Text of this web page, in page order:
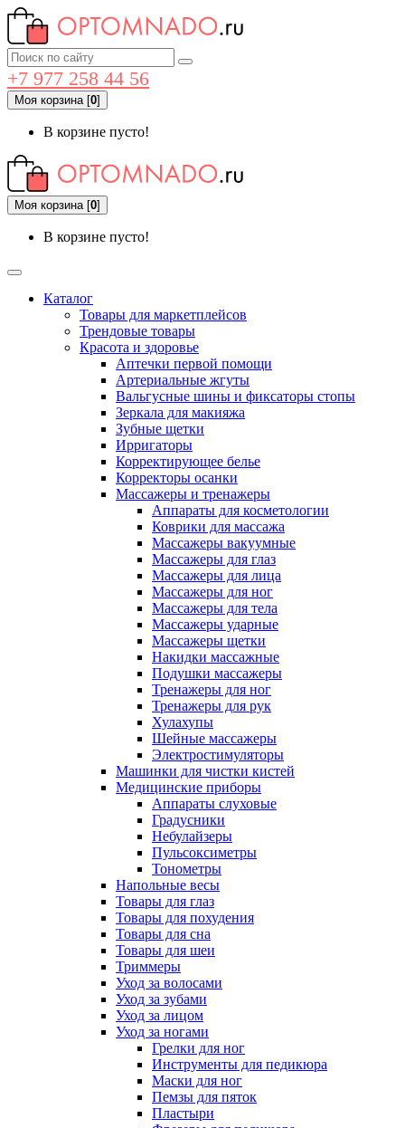
+7 977 258 44 56
Моя корзина[0]
В корзине пусто!
Моя корзина[0]
В корзине пусто!
Каталог
Товары для маркетплейсов
Трендовые товары
Красота и здоровье
Аптечки первой помощи
Артериальные жгуты
Вальгусные шины и фиксаторы стопы
Зеркала для макияжа
Зубные щетки
Ирригаторы
Корректирующее белье
Корректоры осанки
Массажеры и тренажеры
Аппараты для косметологии
Коврики для массажа
Массажеры вакуумные
Массажеры для глаз
Массажеры для лица
Массажеры для ног
Массажеры для тела
Массажеры ударные
Массажеры щетки
Накидки массажные
Подушки массажеры
Тренажеры для ног
Тренажеры для рук
Хулахупы
Шейные массажеры
Электростимуляторы
Машинки для чистки кистей
Медицинские приборы
Аппараты слуховые
Градусники
Небулайзеры
Пульсоксиметры
Тонометры
Напольные весы
Товары для глаз
Товары для похудения
Товары для сна
Товары для шеи
Триммеры
Уход за волосами
Уход за зубами
Уход за лицом
Уход за ногами
Грелки для ног
Инструменты для педикюра
Маски для ног
Пемзы для пяток
Пластыри